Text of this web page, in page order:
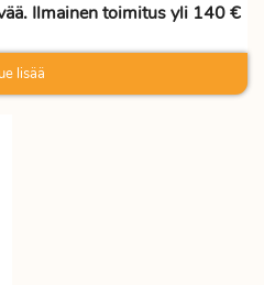
Ilmainen toimitus yli 140 €
lisää